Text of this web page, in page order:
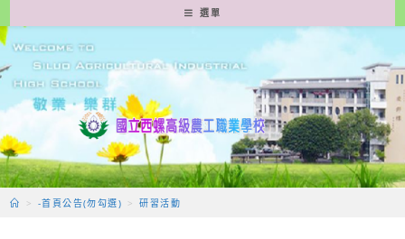
轉
至
要
容
選單
> -首頁公告(勿勾選) > 研習活動